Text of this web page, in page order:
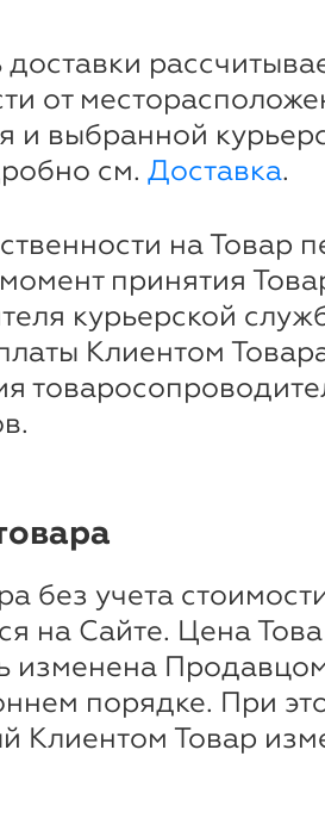
от
и выбранной
см. Доставка.
на Товар
принятия
курьерской
Клиентом
без учета
на Сайте. Цена
изменена
порядке. При
Клиентом Товар